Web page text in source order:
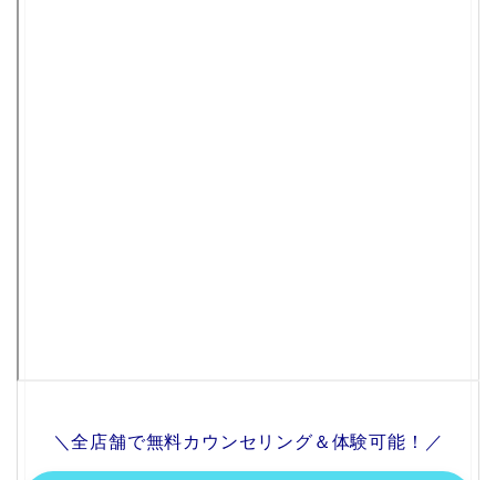
＼全店舗で無料カウンセリング＆体験可能！／